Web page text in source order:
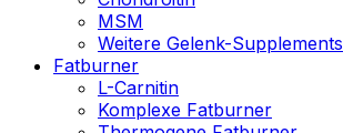
MSM
Weitere Gelenk-Supplements
Fatburner
L-Carnitin
Komplexe Fatburner